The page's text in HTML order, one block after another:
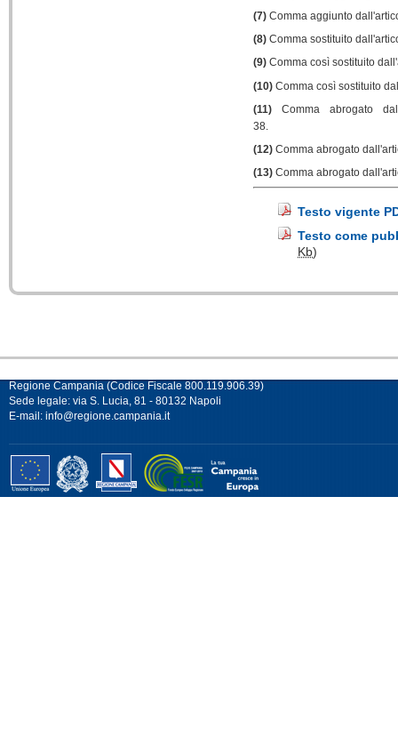
(7) Comma aggiunto
(8) Comma sostituito
(9) Comma così sostituito
(10) Comma così sostituito
(11) Comma abrogato
38.
(12) Comma abrogato
(13) Comma abrogato
Testo vigente
Testo come
Kb)
Regione Campania (Codice Fiscale 800.119.906.39)
Sede legale: via S. Lucia, 81 - 80132 Napoli
E-mail: info@regione.campania.it